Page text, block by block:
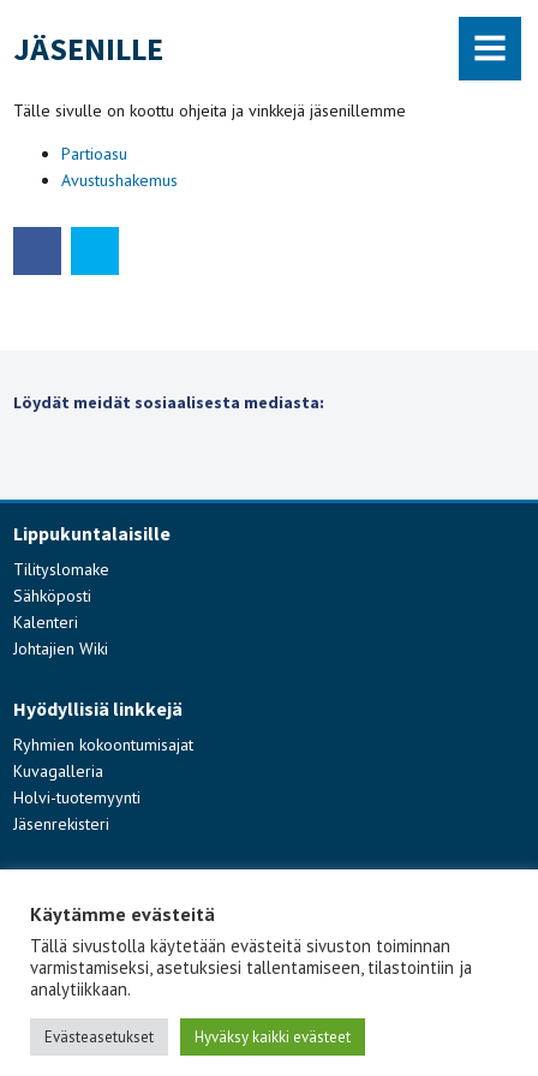
MENU
JÄSENILLE
Tälle sivulle on koottu ohjeita ja vinkkejä jäsenillemme
Partioasu
Avustushakemus
Löydät meidät sosiaalisesta mediasta:
Lippukuntalaisille
Tilityslomake
Sähköposti
Kalenteri
Johtajien Wiki
Hyödyllisiä linkkejä
Ryhmien kokoontumisajat
Kuvagalleria
Holvi-tuotemyynti
Jäsenrekisteri
Töölön Siniset ry
Töölönkatu 34
00260 Helsinki
Käytämme evästeitä
Tällä sivustolla käytetään evästeitä sivuston toiminnan
varmistamiseksi, asetuksiesi tallentamiseen, tilastointiin ja
analytiikkaan.
Evästeasetukset Hyväksy kaikki evästeet